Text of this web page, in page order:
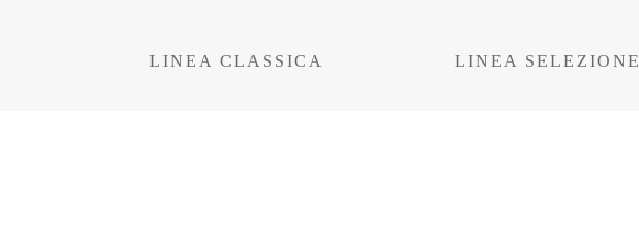
LINEA CLASSICA LINEA SELEZIONE